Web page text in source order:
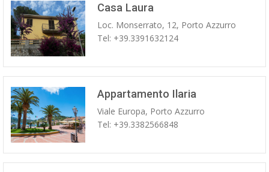
Casa Laura
Loc. Monserrato, 12, Porto Azzurro
Tel: +39.3391632124
Appartamento Ilaria
Viale Europa, Porto Azzurro
Tel: +39.3382566848